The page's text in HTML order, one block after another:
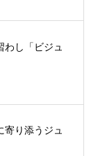
わし「ビジュ
寄り添うジュ